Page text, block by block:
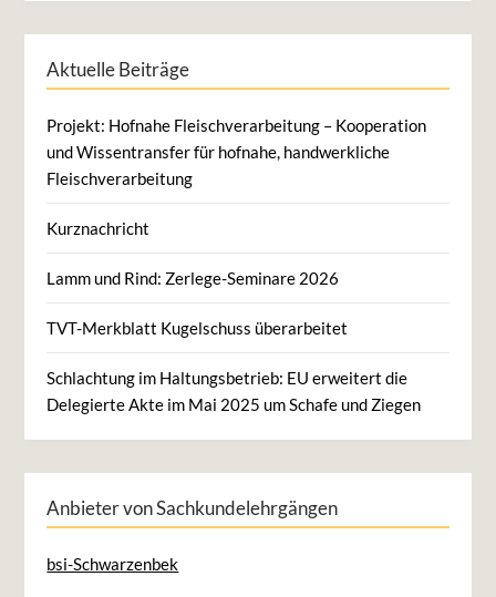
Aktuelle Beiträge
Projekt: Hofnahe Fleischverarbeitung – Kooperation
und Wissentransfer für hofnahe, handwerkliche
Fleischverarbeitung
Kurznachricht
Lamm und Rind: Zerlege-Seminare 2026
TVT-Merkblatt Kugelschuss überarbeitet
Schlachtung im Haltungsbetrieb: EU erweitert die
Delegierte Akte im Mai 2025 um Schafe und Ziegen
Anbieter von Sachkundelehrgängen
bsi-Schwarzenbek